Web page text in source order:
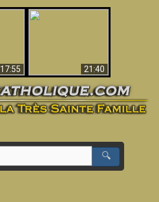
17:55
21:40
🔍